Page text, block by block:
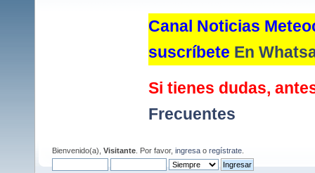
Canal Noticias
suscríbete En
Si tienes dudas,
Frecuentes
Bienvenido(a), Visitante . Por favor, ingresa o regístrate